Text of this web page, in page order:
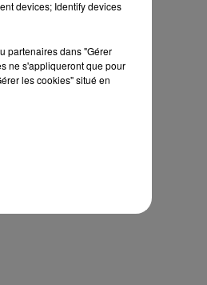
édition de Stars'Terre,
devices; Identify devices
partenaires dans "Gérer
ne s'appliqueront que pour
les cookies" situé en